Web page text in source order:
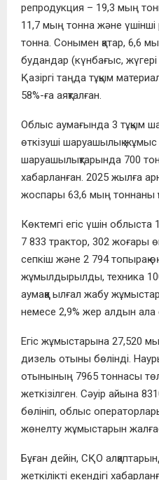
репродукция – 19,3 мың
11,7 мың тонна және
тонна. Сонымен қатар, 6,6
будандар (күнбағыс,
Қазіргі таңда тұқым
58%-ға аяқталған.
Облыс аумағында 3 тұқым
өткізуші шаруашылық жұмыс
шаруашылықтарында 700
хабарланған. 2025 жылға
жоспары 63,6 мың тоннаны
Көктемгі егіс үшін облыста
7 833 трактор, 302 жоғары
сепкіш және 2 794 топырақ
жұмылдырылды, техника
аумаққа ылғал жабу
немесе 2,9% жер алдын ала
Егіс жұмыстарына 27,520
дизель отыны бөлінді.
отынының 7965 тоннасы
жеткізілген. Сәуір айына
бөлініп, облыс
жөнелту жұмыстарын
Бұған дейін, СҚО
жеткілікті екендігі